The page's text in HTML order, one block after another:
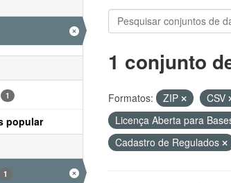
1
popular
1
1 conjunto
Formatos: ZIP CSV
Licença Aberta para
Cadastro de Regulados